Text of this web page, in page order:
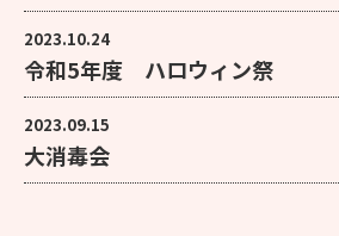
2023.10.24
令和5年度 ハロウィン祭
2023.09.15
大消毒会